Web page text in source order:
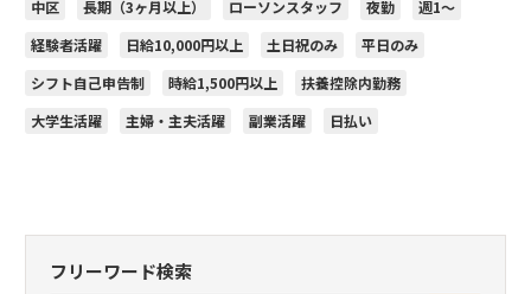
中区 長期（3ヶ月以上） ローソンスタッフ 夜勤
週1～
経験者活躍
日給10,000円以上 土日祝のみ
平日のみ
シフト自己申告制
時給1,500円以上
扶養控除内勤務
大学生活躍
主婦・主夫活躍 副業活躍 日払い
フリーワード検索